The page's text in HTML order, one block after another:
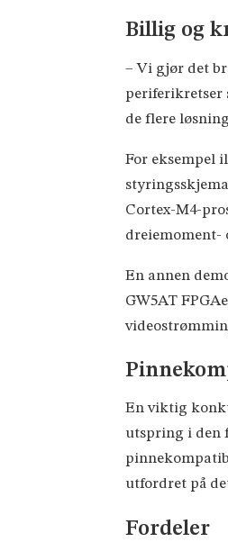
Billig og
– Vi gjør det
periferikretser
de flere
For eksempel
Cortex-M4-
dreiemoment-
En annen
GW5AT
En viktig
utspring i den
utfordret på
Fordeler